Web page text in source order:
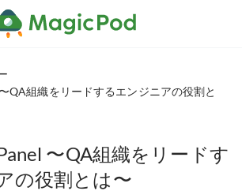
QA組織をリードするエンジニアの役割と
〜QA組織をリードす
の役割とは〜